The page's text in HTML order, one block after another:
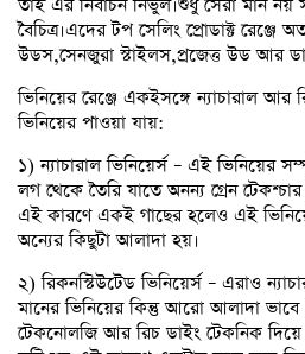
তাই এর নির্বাচন নির্ভুল।শুধু সেরা মান নয়
বৈচিত্র।এদের টপ সেলিং প্রোডাক্ট রেঞ্জে
উডস,সেনজুরা স্টাইলস,প্রজেত্ত উড আর
ভিনিয়ের রেঞ্জে একইসঙ্গে ন্যাচারাল আর
ভিনিয়ের পাওয়া যায়:
১) ন্যাচারাল ভিনিয়ের্স – এই ভিনিয়ের
লগ থেকে তৈরি যাতে অনন্য গ্রেন
এই কারণে একই গাছের হলেও এই
অন্যের কিছুটা আলাদা হয়।
২) রিকনস্টিউটেড ভিনিয়ের্স – এরাও
মানের ভিনিয়ের কিন্তু আরো আলাদা
টেকনোলজি আর রিচ ডাইং টেকনিক